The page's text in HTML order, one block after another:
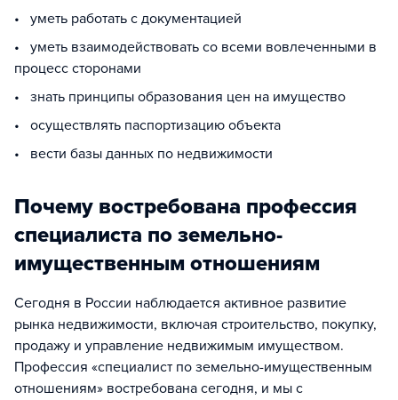
• уметь работать с документацией
• уметь взаимодействовать со всеми вовлеченными в
процесс сторонами
• знать принципы образования цен на имущество
• осуществлять паспортизацию объекта
• вести базы данных по недвижимости
Почему востребована профессия
специалиста по земельно-
имущественным отношениям
Сегодня в России наблюдается активное развитие
рынка недвижимости, включая строительство, покупку,
продажу и управление недвижимым имуществом.
Профессия «специалист по земельно-имущественным
отношениям» востребована сегодня, и мы с